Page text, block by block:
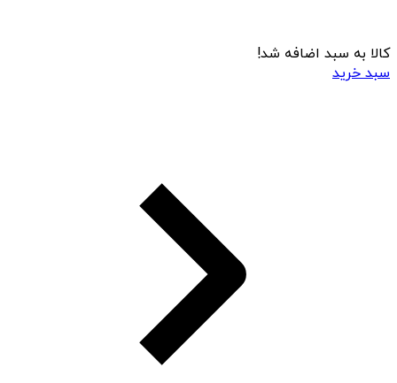
کالا به سبد اضافه شد!
سبد خرید